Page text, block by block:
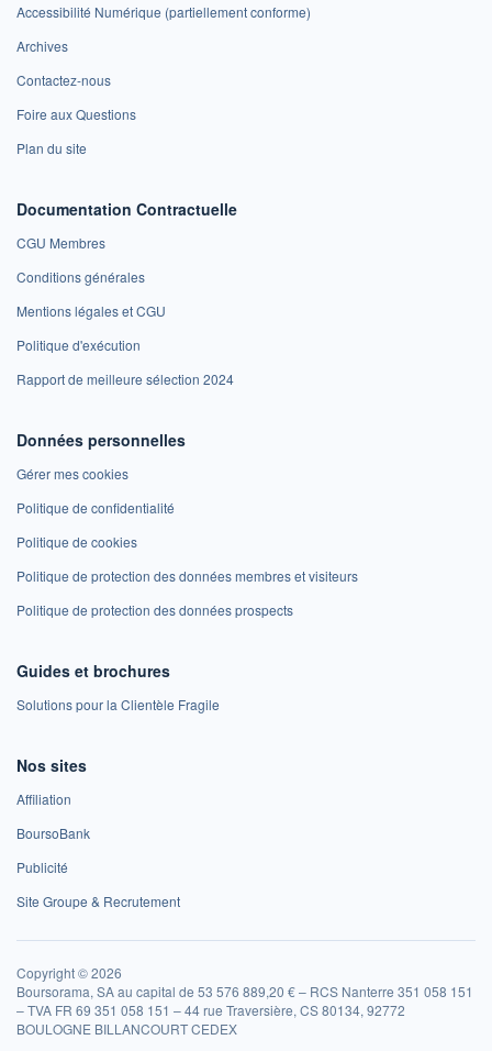
Accessibilité Numérique (partiellement conforme)
Archives
Contactez-nous
Foire aux Questions
Plan du site
Documentation Contractuelle
CGU Membres
Conditions générales
Mentions légales et CGU
Politique d'exécution
Rapport de meilleure sélection 2024
Données personnelles
Gérer mes cookies
Politique de confidentialité
Politique de cookies
Politique de protection des données membres et visiteurs
Politique de protection des données prospects
Guides et brochures
Solutions pour la Clientèle Fragile
Nos sites
Affiliation
BoursoBank
Publicité
Site Groupe & Recrutement
Copyright © 2026
Boursorama, SA au capital de 53 576 889,20 € – RCS Nanterre 351 058 151
– TVA FR 69 351 058 151 – 44 rue Traversière, CS 80134, 92772
BOULOGNE BILLANCOURT CEDEX